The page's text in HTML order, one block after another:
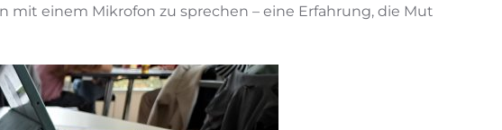
einem Mikrofon zu sprechen – eine Erfahrung, die Mut